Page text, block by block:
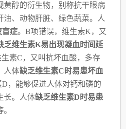
醇的衍生物， 别称抗干眼病
油、动物肝脏、绿色蔬菜。人
盲症。B项错误，维生素K，又
乏维生素K易出现凝血时间延
素C，又叫抗坏血酸，多存
人体缺乏维生素C时易患坏血
，能够促进人体对钙和磷的
长。人体缺乏维生素D时易患
。